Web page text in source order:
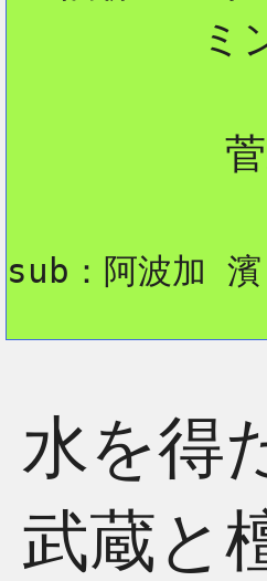
ミ
sub：阿波加
水を得
武蔵と